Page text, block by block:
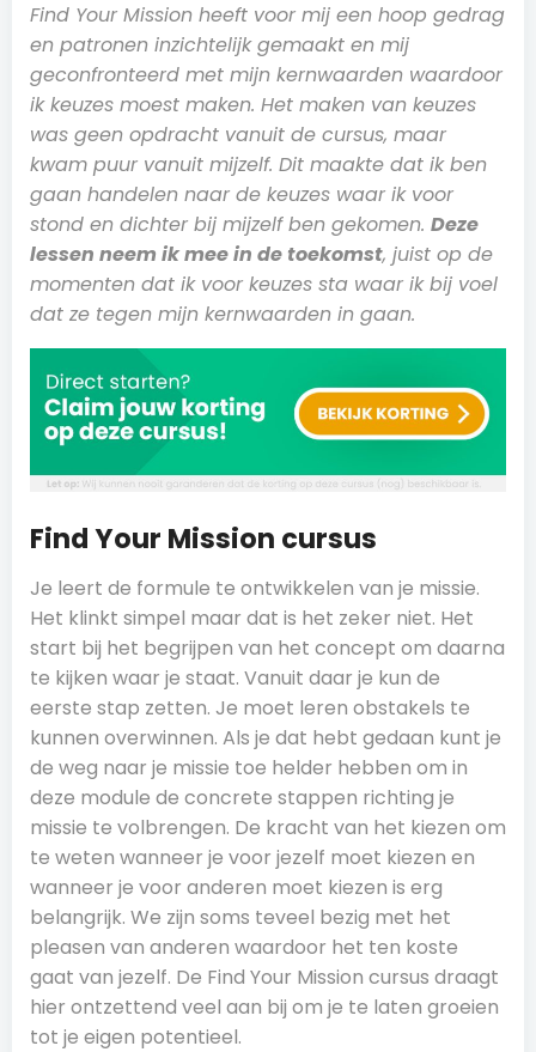
Find Your Mission heeft voor mij een hoop gedrag
en patronen inzichtelijk gemaakt en mij
geconfronteerd met mijn kernwaarden waardoor
ik keuzes moest maken. Het maken van keuzes
was geen opdracht vanuit de cursus, maar
kwam puur vanuit mijzelf. Dit maakte dat ik ben
gaan handelen naar de keuzes waar ik voor
stond en dichter bij mijzelf ben gekomen. Deze
lessen neem ik mee in de toekomst, juist op de
momenten dat ik voor keuzes sta waar ik bij voel
dat ze tegen mijn kernwaarden in gaan.
Find Your Mission cursus
Je leert de formule te ontwikkelen van je missie.
Het klinkt simpel maar dat is het zeker niet. Het
start bij het begrijpen van het concept om daarna
te kijken waar je staat. Vanuit daar je kun de
eerste stap zetten. Je moet leren obstakels te
kunnen overwinnen. Als je dat hebt gedaan kunt je
de weg naar je missie toe helder hebben om in
deze module de concrete stappen richting je
missie te volbrengen. De kracht van het kiezen om
te weten wanneer je voor jezelf moet kiezen en
wanneer je voor anderen moet kiezen is erg
belangrijk. We zijn soms teveel bezig met het
pleasen van anderen waardoor het ten koste
gaat van jezelf. De Find Your Mission cursus draagt
hier ontzettend veel aan bij om je te laten groeien
tot je eigen potentieel.